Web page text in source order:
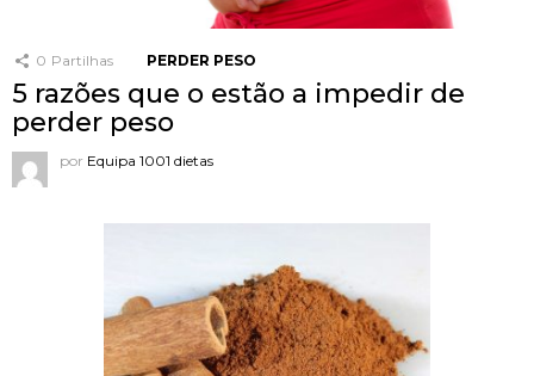
0 Partilhas PERDER PESO
5 razões que o estão a impedir de
perder peso
por Equipa 1001 dietas